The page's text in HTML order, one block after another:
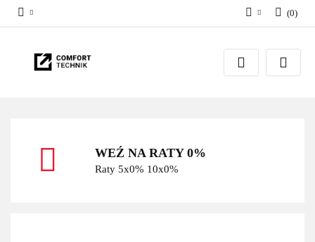
Zaloguj się
Zarejestruj się
(0)
WEŹ NA RATY 0%
Raty 5x0% 10x0%